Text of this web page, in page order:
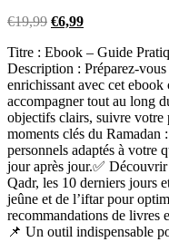
€19,99 €6,99
Titre : Ebook – Guide
Description : Préparez-
enrichissant avec cet
accompagner tout au long
objectifs clairs, suivre votre
moments clés du Ramadan
personnels adaptés à votre
jour après jour.✅
Qadr, les 10 derniers jours
jeûne et de l’iftar pour
recommandations de livres
📌 Un outil indispensable